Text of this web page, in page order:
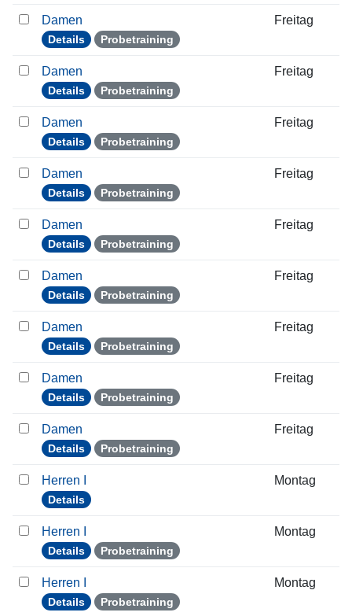
Damen
Details Probetraining
Freitag
Damen
Details Probetraining
Freitag
Damen
Details Probetraining
Freitag
Damen
Details Probetraining
Freitag
Damen
Details Probetraining
Freitag
Damen
Details Probetraining
Freitag
Damen
Details Probetraining
Freitag
Damen
Details Probetraining
Freitag
Damen
Details Probetraining
Freitag
Herren I
Details
Montag
Herren I
Details Probetraining
Montag
Herren I
Details Probetraining
Montag